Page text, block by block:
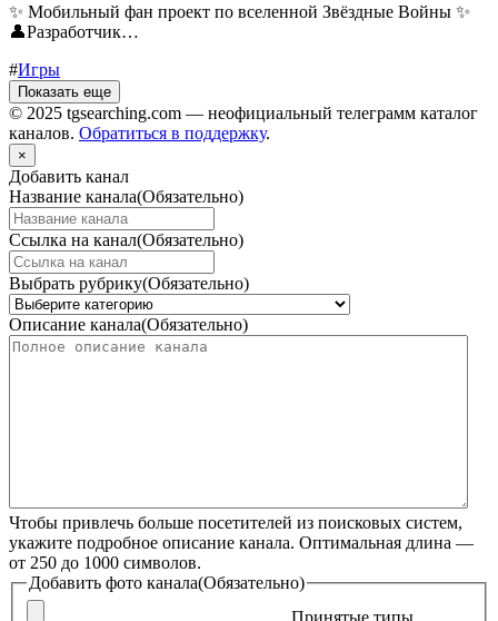
✨ Мобильный фан проект по вселенной Звёздные Войны ✨
👤Разработчик…
#Игры
Показать еще
© 2025 tgsearching.com — неофициальный телеграмм каталог
каналов. Обратиться в поддержку.
×
Добавить канал
Название канала(Обязательно)
Ссылка на канал(Обязательно)
Выбрать рубрику(Обязательно)
Описание канала(Обязательно)
Чтобы привлечь больше посетителей из поисковых систем,
укажите подробное описание канала. Оптимальная длина —
от 250 до 1000 символов.
Добавить фото канала(Обязательно)
Принятые типы